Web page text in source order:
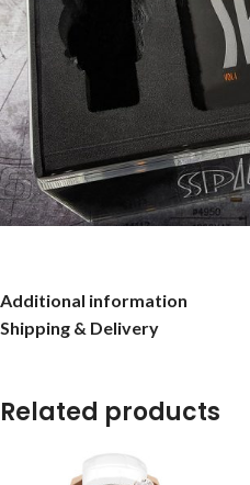
Additional information
Shipping & Delivery
Related products